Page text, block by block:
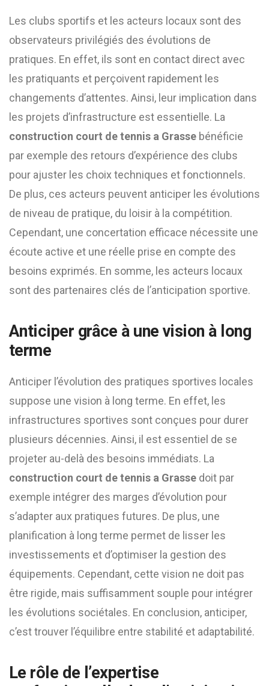
Les clubs sportifs et les acteurs locaux sont des
observateurs privilégiés des évolutions de
pratiques. En effet, ils sont en contact direct avec
les pratiquants et perçoivent rapidement les
changements d’attentes. Ainsi, leur implication dans
les projets d’infrastructure est essentielle. La
construction court de tennis a Grasse bénéficie
par exemple des retours d’expérience des clubs
pour ajuster les choix techniques et fonctionnels.
De plus, ces acteurs peuvent anticiper les évolutions
de niveau de pratique, du loisir à la compétition.
Cependant, une concertation efficace nécessite une
écoute active et une réelle prise en compte des
besoins exprimés. En somme, les acteurs locaux
sont des partenaires clés de l’anticipation sportive.
Anticiper grâce à une vision à long
terme
Anticiper l’évolution des pratiques sportives locales
suppose une vision à long terme. En effet, les
infrastructures sportives sont conçues pour durer
plusieurs décennies. Ainsi, il est essentiel de se
projeter au-delà des besoins immédiats. La
construction court de tennis a Grasse doit par
exemple intégrer des marges d’évolution pour
s’adapter aux pratiques futures. De plus, une
planification à long terme permet de lisser les
investissements et d’optimiser la gestion des
équipements. Cependant, cette vision ne doit pas
être rigide, mais suffisamment souple pour intégrer
les évolutions sociétales. En conclusion, anticiper,
c’est trouver l’équilibre entre stabilité et adaptabilité.
Le rôle de l’expertise